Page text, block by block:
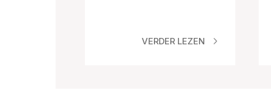
VERDER LEZEN